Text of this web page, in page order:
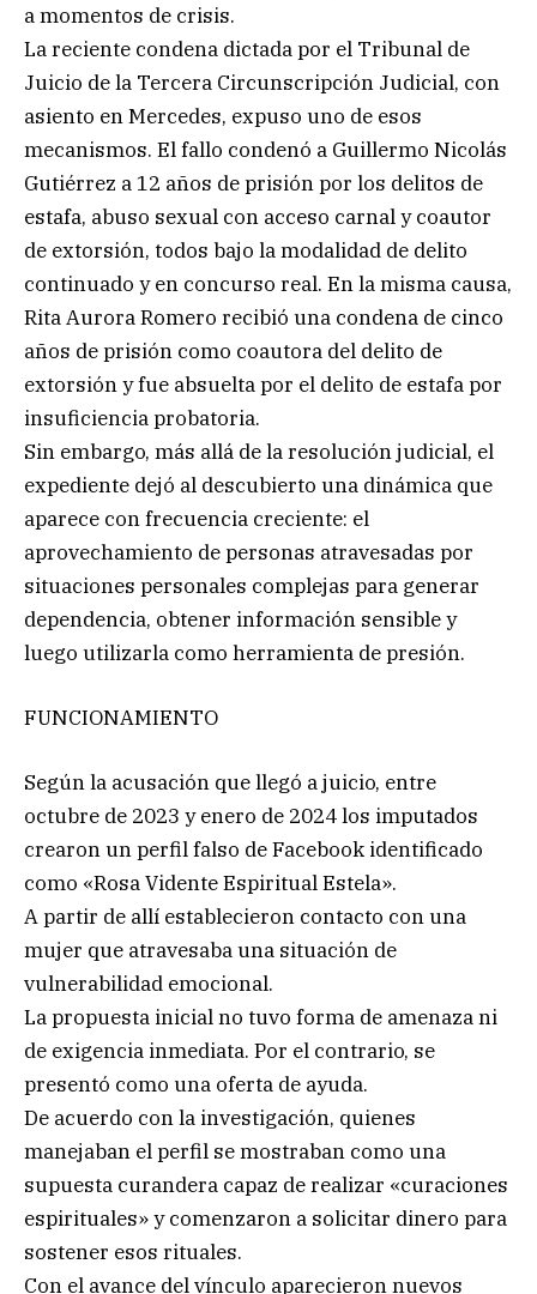
a momentos de crisis.
La reciente condena dictada por el Tribunal de
Juicio de la Tercera Circunscripción Judicial, con
asiento en Mercedes, expuso uno de esos
mecanismos. El fallo condenó a Guillermo Nicolás
Gutiérrez a 12 años de prisión por los delitos de
estafa, abuso sexual con acceso carnal y coautor
de extorsión, todos bajo la modalidad de delito
continuado y en concurso real. En la misma causa,
Rita Aurora Romero recibió una condena de cinco
años de prisión como coautora del delito de
extorsión y fue absuelta por el delito de estafa por
insuficiencia probatoria.
Sin embargo, más allá de la resolución judicial, el
expediente dejó al descubierto una dinámica que
aparece con frecuencia creciente: el
aprovechamiento de personas atravesadas por
situaciones personales complejas para generar
dependencia, obtener información sensible y
luego utilizarla como herramienta de presión.
FUNCIONAMIENTO
Según la acusación que llegó a juicio, entre
octubre de 2023 y enero de 2024 los imputados
crearon un perfil falso de Facebook identificado
como «Rosa Vidente Espiritual Estela».
A partir de allí establecieron contacto con una
mujer que atravesaba una situación de
vulnerabilidad emocional.
La propuesta inicial no tuvo forma de amenaza ni
de exigencia inmediata. Por el contrario, se
presentó como una oferta de ayuda.
De acuerdo con la investigación, quienes
manejaban el perfil se mostraban como una
supuesta curandera capaz de realizar «curaciones
espirituales» y comenzaron a solicitar dinero para
sostener esos rituales.
Con el avance del vínculo aparecieron nuevos